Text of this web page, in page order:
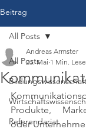
Beitrag
All Posts
Referendariat
All Posts
Andreas Armster
23. Mai 1 Min.
Produkte,
oder